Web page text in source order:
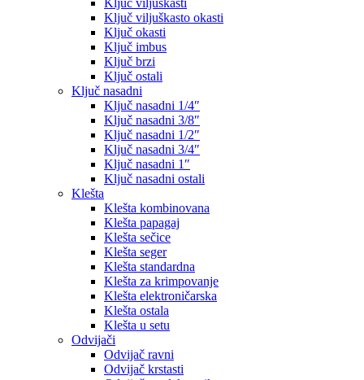
Ključ viljuškasti
Ključ viljuškasto okasti
Ključ okasti
Ključ imbus
Ključ brzi
Ključ ostali
Ključ nasadni
Ključ nasadni 1/4″
Ključ nasadni 3/8″
Ključ nasadni 1/2″
Ključ nasadni 3/4″
Ključ nasadni 1″
Ključ nasadni ostali
Klešta
Klešta kombinovana
Klešta papagaj
Klešta sečice
Klešta seger
Klešta standardna
Klešta za krimpovanje
Klešta elektroničarska
Klešta ostala
Klešta u setu
Odvijači
Odvijač ravni
Odvijač krstasti